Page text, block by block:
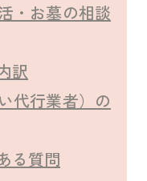
・お墓の相談
訳
代行業者）の
る質問